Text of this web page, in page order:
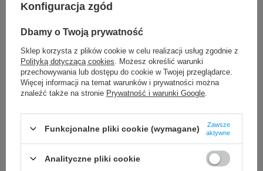
Masz pytania?
Godziny pracy infolinii:
Konfiguracja zgód
Dbamy o Twoją prywatność
Sklep korzysta z plików cookie w celu realizacji usług zgodnie z
Polityką dotyczącą cookies . Możesz określić warunki
przechowywania lub dostępu do cookie w Twojej przeglądarce.
Więcej informacji na temat warunków i prywatności można
znaleźć także na stronie Prywatność i warunki Google
Funkcjonalne pliki cookie (wymagane)
Zawsze
aktywne
Analityczne pliki cookie